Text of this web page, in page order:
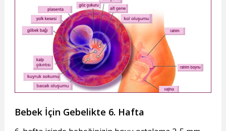
Bebek İçin Gebelikte 6. Hafta